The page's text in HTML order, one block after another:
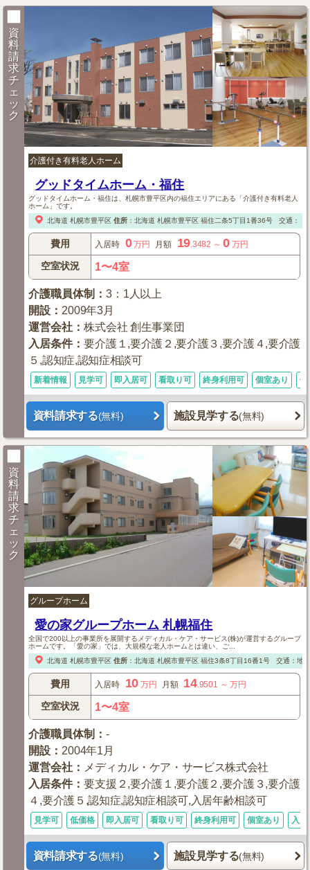
資
料
請
求
チ
ェ
ッ
ク
介護付き有料老人ホーム
グッドタイムホーム・福住
グッドタイムホーム・福住は、札幌市豊平区内の福住エリアにある「介護付き有料老人
ホーム」です。
北海道 札幌市豊平区 住所： 北海道 札幌市豊平区福住二条5丁目1番36号 交通：【
費用 入居時 0万円 月額 19.3482 ～0 万円
空室状況 1〜4室
介護職員体制 ：3：1人以上
開設 ： 2009年3月
運営会社 ：株式会社 創生事業団
入居条件：要介護１,要介護２,要介護３,要介護４,要介護
５,認知症,認知症相談可
新着情報 見学可 即入居可 看取り可 終身利用可 個室あり 体
資料請求する(無料) 施設見学する(無料)
資
料
請
求
チ
ェ
ッ
ク
グループホーム
愛の家グループホーム 札幌福住
全国で200以上の事業所を展開するメディカル・ケア・サービス(株)が運営するグループ
ホームです。「愛の家」では、大規模な老人ホームとは違い、ご...
北海道 札幌市豊平区 住所： 北海道 札幌市豊平区福住3条8丁目16番1号 交通：地
費用 入居時 10 万円 月額 14.9501 ～万円
空室状況 1〜4室
介護職員体制 ：-
開設 ： 2004年1月
運営会社 ： メディカル・ケア・サービス株式会社
入居条件：要支援２,要介護１,要介護２,要介護３,要介護
４,要介護５,認知症,認知症相談可,入居年齢相談可
見学可 低価格 即入居可 看取り可 終身利用可 個室あり 入
資料請求する(無料) 施設見学する(無料)